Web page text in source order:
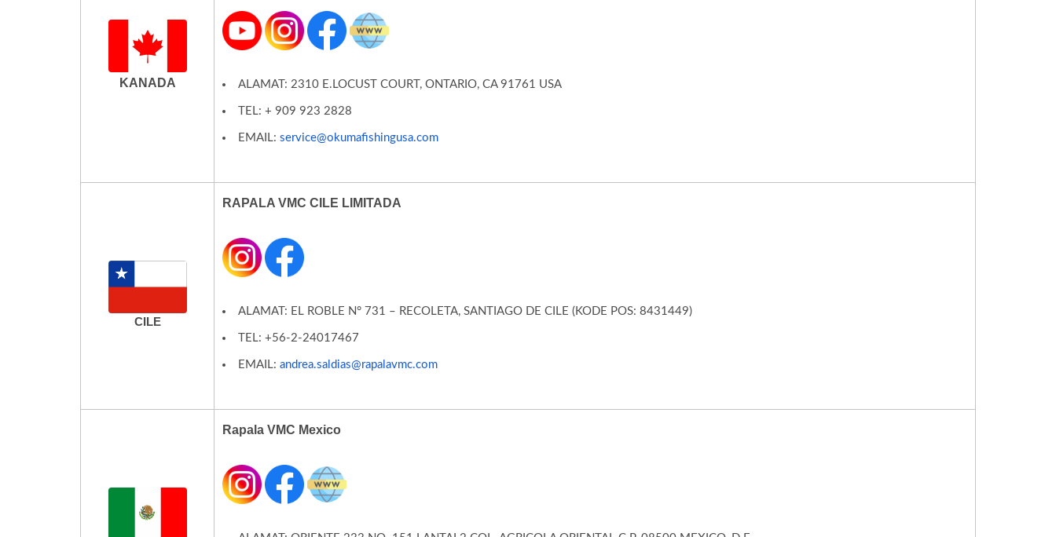
KANADA ALAMAT: 2310 E.LOCUST COURT, ONTARIO, CA 91761 USA
TEL: + 909 923 2828
EMAIL:service@okumafishingusa.com
CILE
RAPALA VMC CILE LIMITADA
ALAMAT: EL ROBLE N° 731 – RECOLETA, SANTIAGO DE CILE (KODE POS: 8431449)
TEL:+56-2-24017467
EMAIL:andrea.saldias@rapalavmc.com
Rapala VMC Mexico